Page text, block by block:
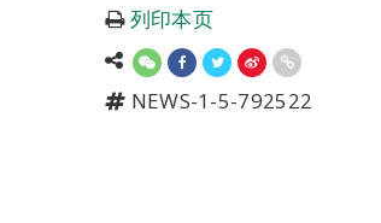
列印本页
NEWS-1-5-792522